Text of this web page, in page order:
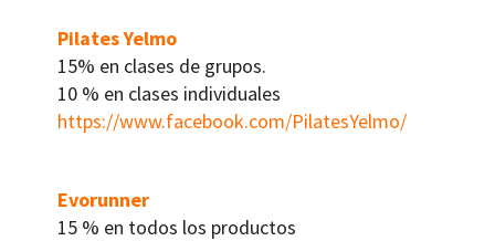
Pilates Yelmo
15% en clases de grupos.
10 % en clases individuales
https://www.facebook.com/PilatesYelmo/
Evorunner
15 % en todos los productos